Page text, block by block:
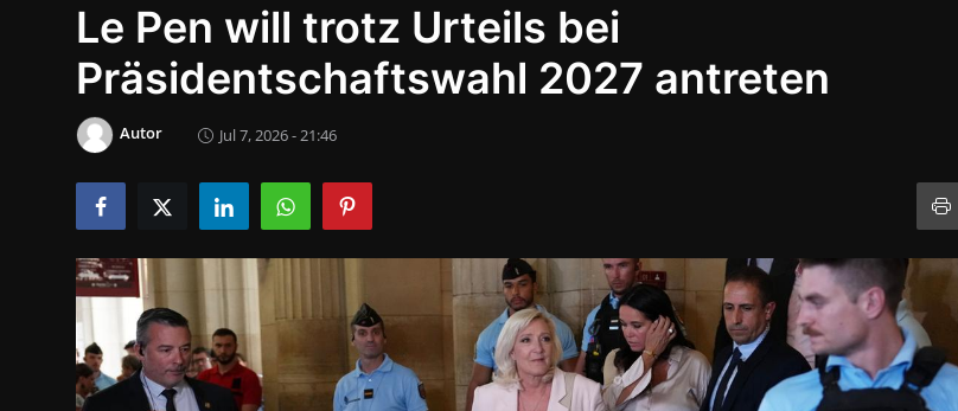
Lifestyle & Gesellschaft
Sport & Freizeit
Tech & IT-Security
Wirtschaft
Wissenschaft & Gesundheit
Deutsch
Le Pen will trotz Urteils bei
Präsidentschaftswahl 2027 antreten
Autor Jul 7, 2026 - 21:46